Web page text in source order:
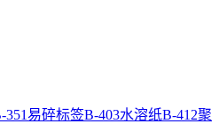
351易碎标签B-403水溶纸B-412聚